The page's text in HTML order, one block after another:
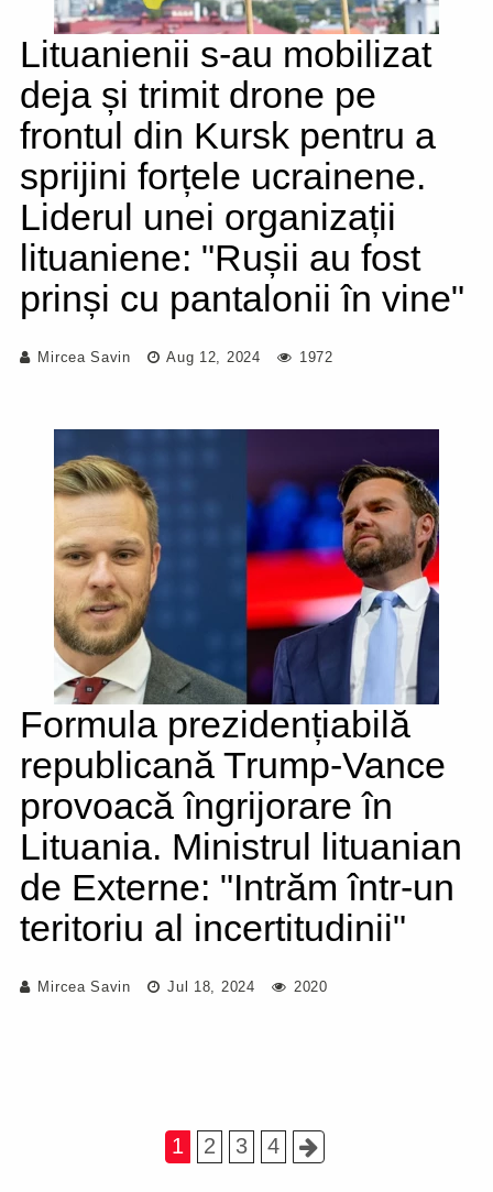
Lituanienii s-au mobilizat
deja și trimit drone pe
frontul din Kursk pentru a
sprijini forțele ucrainene.
Liderul unei organizații
lituaniene: "Rușii au fost
prinși cu pantalonii în vine"
Mircea Savin Aug 12, 2024 1972
Formula prezidențiabilă
republicană Trump-Vance
provoacă îngrijorare în
Lituania. Ministrul lituanian
de Externe: "Intrăm într-un
teritoriu al incertitudinii"
Mircea Savin Jul 18, 2024 2020
1 2 3 4